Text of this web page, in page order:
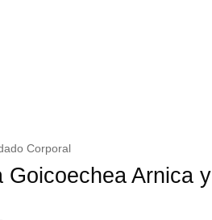
Corporal
Goicoechea Arnica